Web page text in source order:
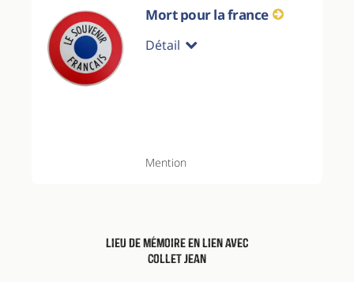
Mort pour la france
Détail
Mention
Lieu de mémoire en lien avec
Collet Jean